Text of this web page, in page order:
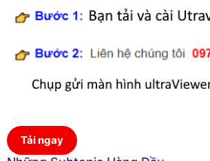
Tải ngay